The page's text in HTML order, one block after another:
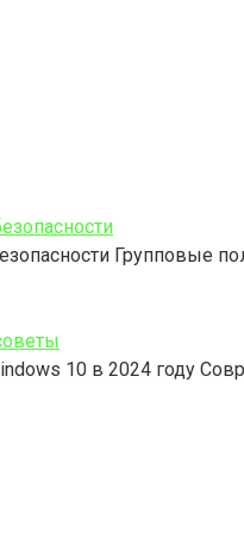
Групповые
10 в 2024 году